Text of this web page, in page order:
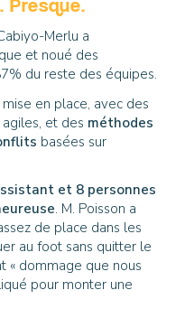
Presque.
Merlu a
et noué des
du reste des équipes.
en place, avec des
et des méthodes
basées sur
et 8 personnes
. M. Poisson a
de place dans les
au foot sans quitter le
« dommage que nous
pour monter une